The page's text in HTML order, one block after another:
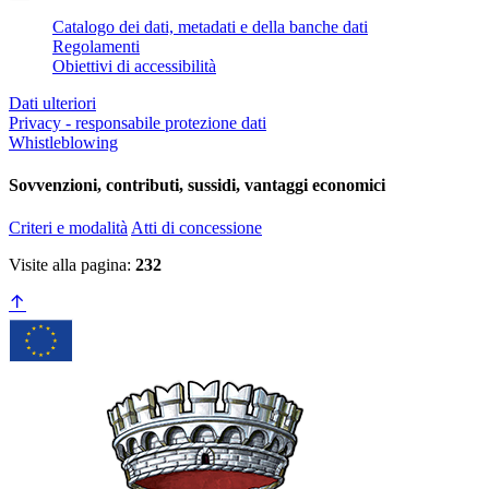
Catalogo dei dati, metadati e della banche dati
Regolamenti
Obiettivi di accessibilità
Dati ulteriori
Privacy - responsabile protezione dati
Whistleblowing
Sovvenzioni, contributi, sussidi, vantaggi economici
Criteri e modalità Atti di concessione
Visite alla pagina: 232